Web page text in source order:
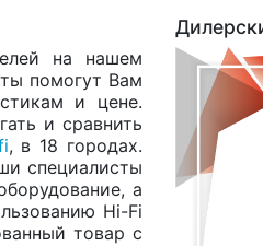
на нашем
помогут Вам
и цене.
и сравнить
, в 18 городах.
специалисты
а
Hi-Fi
товар с